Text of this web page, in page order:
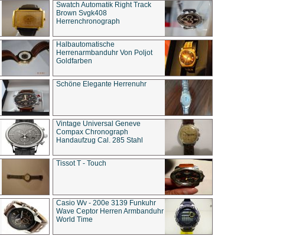
Swatch Automatik Right Track
Brown Svgk408
Herrenchronograph
Halbautomatische
Herrenarmbanduhr Von Poljot
Goldfarben
Schöne Elegante Herrenuhr
Vintage Universal Geneve
Compax Chronograph
Handaufzug Cal. 285 Stahl
Tissot T - Touch
Casio Wv - 200e 3139 Funkuhr
Wave Ceptor Herren Armbanduhr
World Time